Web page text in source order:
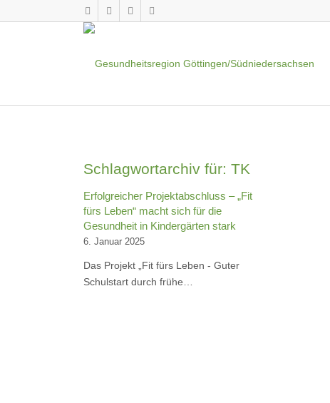
Schlagwortarchiv für:TK
Erfolgreicher Projektabschluss – „Fit
fürs Leben“ macht sich für die
Gesundheit in Kindergärten stark
6. Januar 2025
Das Projekt „Fit fürs Leben - Guter
Schulstart durch frühe…